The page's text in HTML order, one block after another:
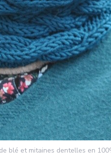
blé et mitaines dentelles en